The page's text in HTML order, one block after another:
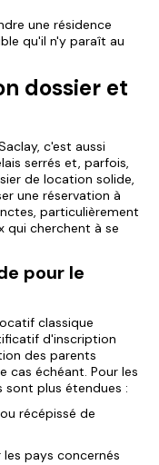
une résidence
qu'il n'y paraît au
dossier et
c'est aussi
serrés et, parfois,
de location solide,
une réservation à
particulièrement
qui cherchent à se
pour le
classique
d'inscription
des parents
cas échéant. Pour les
sont plus étendues :
récépissé de
les pays concernés